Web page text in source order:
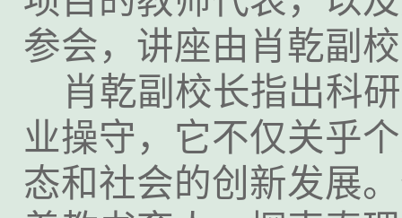
参会，讲座由肖乾副
肖乾副校长指出科
业操守，它不仅关乎
态和社会的创新发展